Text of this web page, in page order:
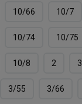
10/66 10/7
10/74 10/75
10/8 2 3
3/55 3/66